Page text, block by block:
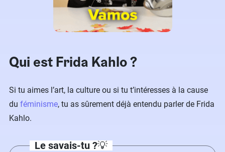
Qui est Frida Kahlo ?
Si tu aimes l’art, la culture ou si tu t’intéresses à la cause
du féminisme, tu as sûrement déjà entendu parler de Frida
Kahlo.
Le savais-tu ?💡